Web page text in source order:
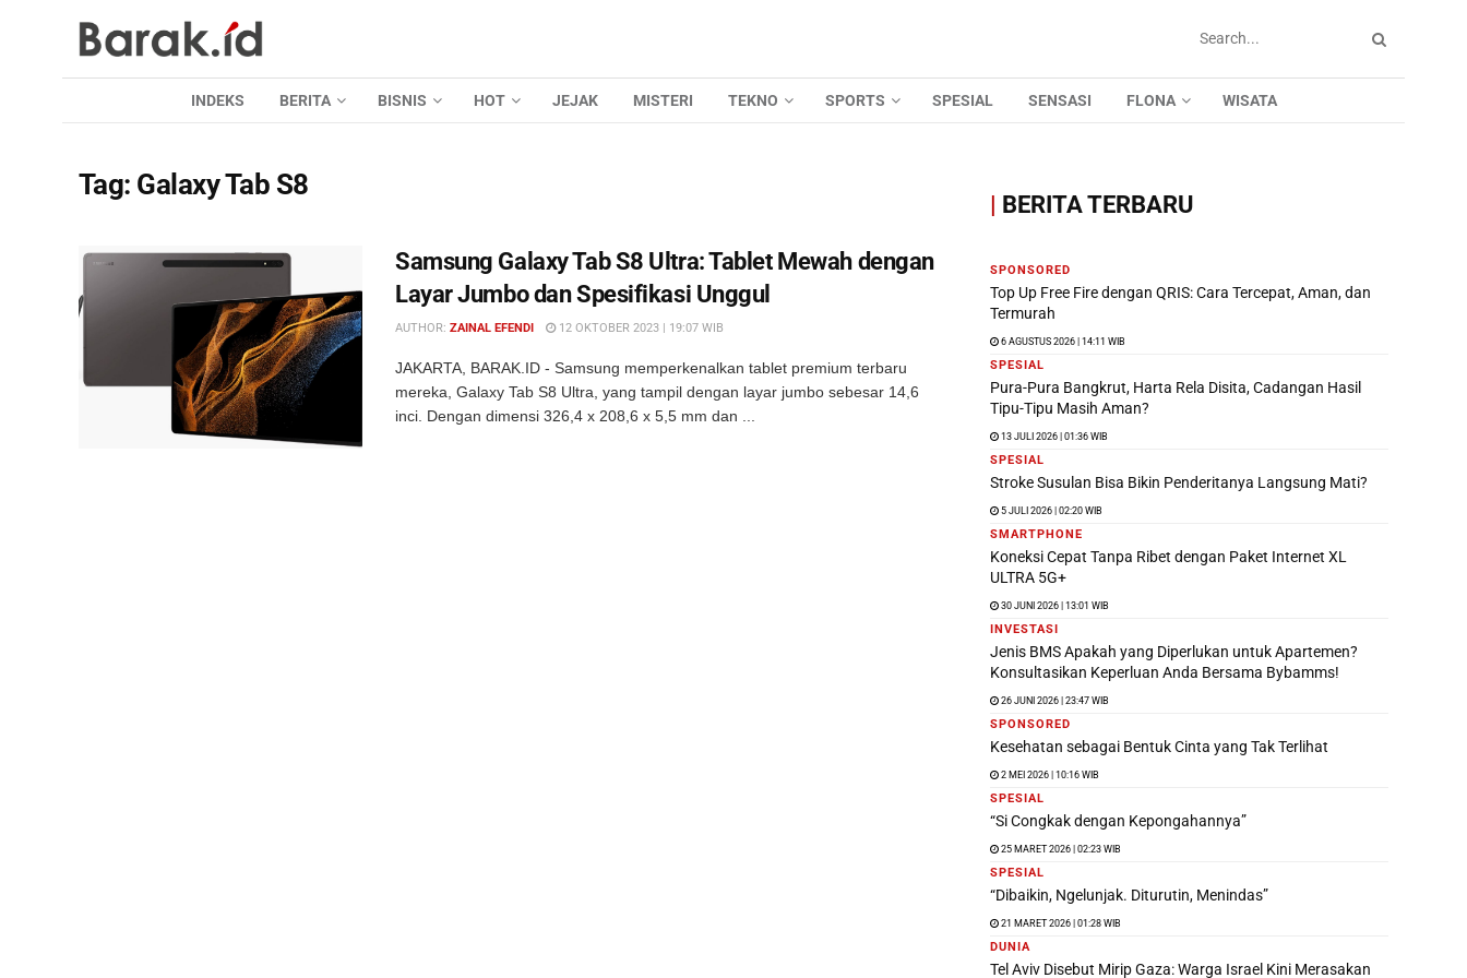
INDEKS BERITA BISNIS HOT JEJAK MISTERI TEKNO SPORTS SPESIAL SENSASI FLONA WISATA
Tag: Galaxy Tab S8
Samsung Galaxy Tab S8 Ultra: Tablet Mewah dengan
Layar Jumbo dan Spesifikasi Unggul
AUTHOR: ZAINAL EFENDI 12 OKTOBER 2023 | 19:07 WIB
JAKARTA, BARAK.ID - Samsung memperkenalkan tablet premium terbaru
mereka, Galaxy Tab S8 Ultra, yang tampil dengan layar jumbo sebesar 14,6
inci. Dengan dimensi 326,4 x 208,6 x 5,5 mm dan ...
| BERITA TERBARU
SPONSORED
Top Up Free Fire dengan QRIS: Cara Tercepat, Aman, dan
Termurah
6 AGUSTUS 2026 | 14:11 WIB
SPESIAL
Pura-Pura Bangkrut, Harta Rela Disita, Cadangan Hasil
Tipu-Tipu Masih Aman?
13 JULI 2026 | 01:36 WIB
SPESIAL
Stroke Susulan Bisa Bikin Penderitanya Langsung Mati?
5 JULI 2026 | 02:20 WIB
SMARTPHONE
Koneksi Cepat Tanpa Ribet dengan Paket Internet XL
ULTRA 5G+
30 JUNI 2026 | 13:01 WIB
INVESTASI
Jenis BMS Apakah yang Diperlukan untuk Apartemen?
Konsultasikan Keperluan Anda Bersama Bybamms!
26 JUNI 2026 | 23:47 WIB
SPONSORED
Kesehatan sebagai Bentuk Cinta yang Tak Terlihat
2 MEI 2026 | 10:16 WIB
SPESIAL
“Si Congkak dengan Kepongahannya”
25 MARET 2026 | 02:23 WIB
SPESIAL
“Dibaikin, Ngelunjak. Diturutin, Menindas”
21 MARET 2026 | 01:28 WIB
DUNIA
Tel Aviv Disebut Mirip Gaza: Warga Israel Kini Merasakan